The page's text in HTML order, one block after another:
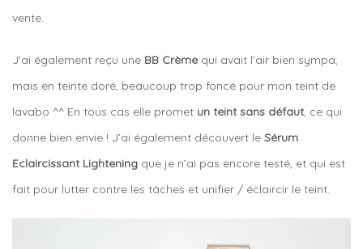
vente.
J’ai également reçu une BB Crème qui avait l’air bien sympa,
mais en teinte doré, beaucoup trop foncé pour mon teint de
lavabo ^^ En tous cas elle promet un teint sans défaut, ce qui
donne bien envie ! J’ai également découvert le Sérum
Eclaircissant Lightening que je n’ai pas encore testé, et qui est
fait pour lutter contre les tâches et unifier / éclaircir le teint.